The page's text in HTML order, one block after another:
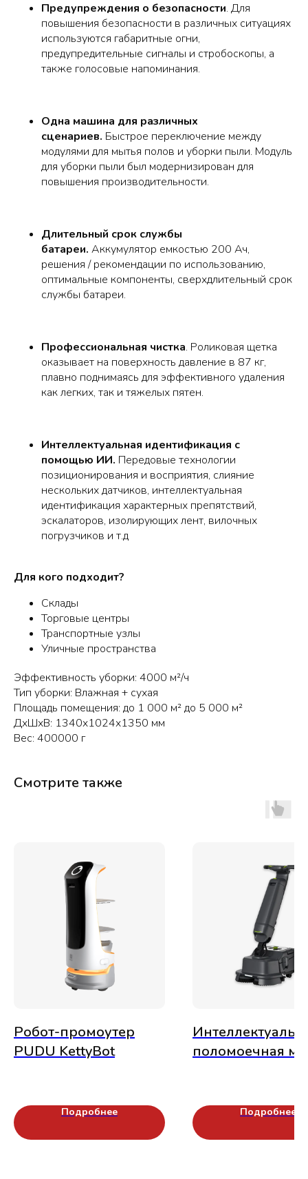
Предупреждения о безопасности. Для
повышения безопасности в различных ситуациях
используются габаритные огни,
предупредительные сигналы и стробоскопы, а
также голосовые напоминания.
Одна машина для различных
сценариев. Быстрое переключение между
модулями для мытья полов и уборки пыли. Модуль
для уборки пыли был модернизирован для
повышения производительности.
Длительный срок службы
батареи. Аккумулятор емкостью 200 Ач,
решения / рекомендации по использованию,
оптимальные компоненты, сверхдлительный срок
службы батареи.
Профессиональная чистка. Роликовая щетка
оказывает на поверхность давление в 87 кг,
плавно поднимаясь для эффективного удаления
как легких, так и тяжелых пятен.
Интеллектуальная идентификация с
помощью ИИ. Передовые технологии
позиционирования и восприятия, слияние
нескольких датчиков, интеллектуальная
идентификация характерных препятствий,
эскалаторов, изолирующих лент, вилочных
погрузчиков и т.д
Для кого подходит?
Склады
Торговые центры
Транспортные узлы
Уличные пространства
Эффективность уборки: 4000 м²/ч
Тип уборки: Влажная + сухая
Площадь помещения: до 1 000 м² до 5 000 м²
ДxШxВ: 1340x1024x1350 мм
Вес: 400000 г
Смотрите также
Робот-промоутер
PUDU KettyBot
Подробнее
поломоечная
Подробнее